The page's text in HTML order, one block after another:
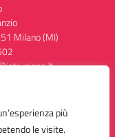
più
le visite.
Milano (MI)